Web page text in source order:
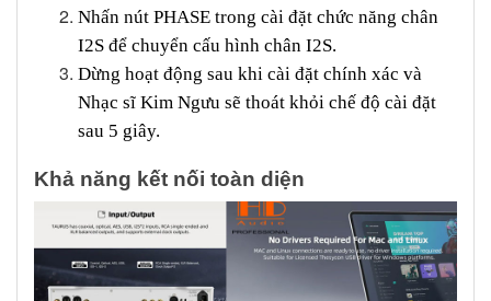
Nhấn nút PHASE trong cài đặt chức năng chân
I2S để chuyển cấu hình chân I2S.
Dừng hoạt động sau khi cài đặt chính xác và
Nhạc sĩ Kim Ngưu sẽ thoát khỏi chế độ cài đặt
sau 5 giây.
Khả năng kết nối toàn diện